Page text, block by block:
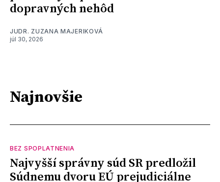
dopravných nehôd
JUDR. ZUZANA MAJERIKOVÁ
júl 30, 2026
Najnovšie
BEZ SPOPLATNENIA
Najvyšší správny súd SR predložil
Súdnemu dvoru EÚ prejudiciálne